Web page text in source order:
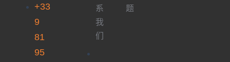
+33
9
81
95
系
我
们
题